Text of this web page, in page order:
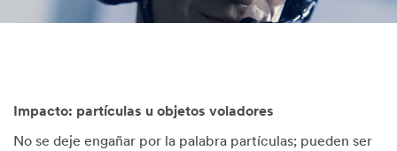
Impacto: partículas u objetos voladores
No se deje engañar por la palabra partículas; pueden ser